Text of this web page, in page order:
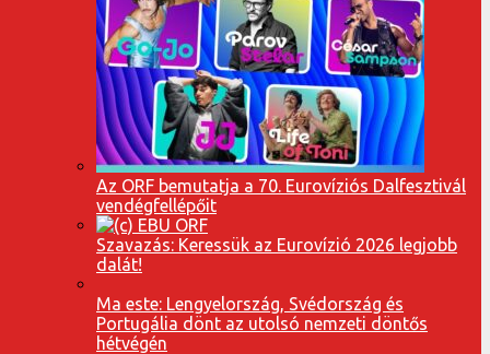
Az ORF bemutatja a 70. Eurovíziós Dalfesztivál
vendégfellépőit
Szavazás: Keressük az Eurovízió 2026 legjobb
dalát!
Ma este: Lengyelország, Svédország és
Portugália dönt az utolsó nemzeti döntős
hétvégén